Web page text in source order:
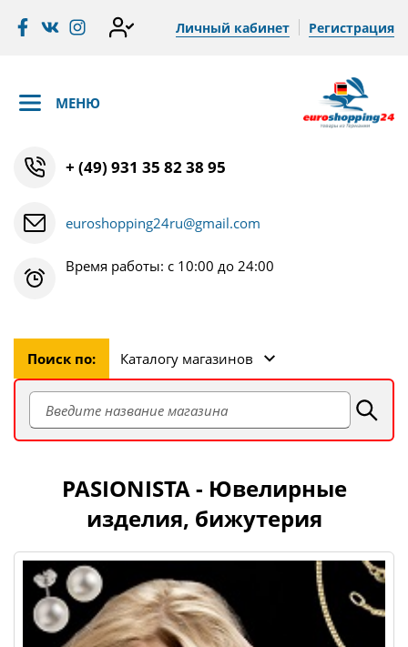
Личный кабинет Регистрация
МЕНЮ
+ (49) 931 35 82 38 95
euroshopping24ru@gmail.com
Время работы: с 10:00 до 24:00
Поиск по: Каталогу магазинов
PASIONISTA - Ювелирные
изделия, бижутерия